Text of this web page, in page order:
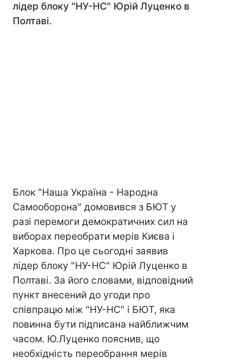
лідер блоку "НУ-НС" Юрій Луценко в
Полтаві.
Блок "Наша Україна - Народна
Самооборона" домовився з БЮТ у
разі перемоги демократичних сил на
виборах переобрати мерів Києва і
Харкова. Про це сьогодні заявив
лідер блоку "НУ-НС" Юрій Луценко в
Полтаві. За його словами, відповідний
пункт внесений до угоди про
співпрацю між "НУ-НС" і БЮТ, яка
повинна бути підписана найближчим
часом. Ю.Луценко пояснив, що
необхідність переобрання мерів